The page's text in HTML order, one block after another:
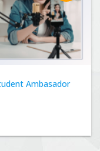
Ambasador